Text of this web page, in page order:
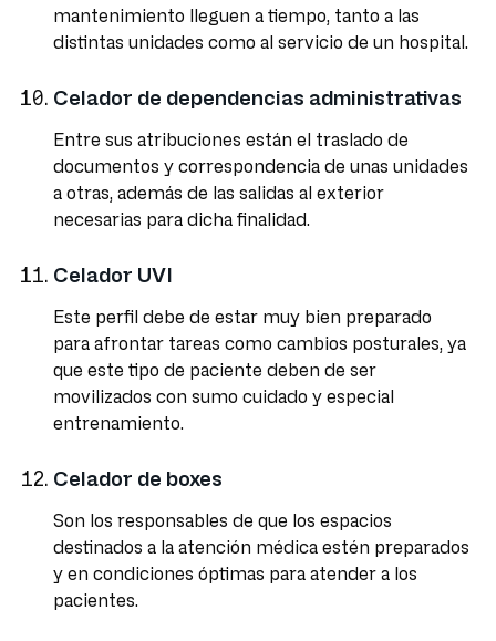
mantenimiento lleguen a tiempo, tanto a las
distintas unidades como al servicio de un hospital.
Celador de dependencias administrativas
Entre sus atribuciones están el traslado de
documentos y correspondencia de unas unidades
a otras, además de las salidas al exterior
necesarias para dicha finalidad.
Celador UVI
Este perfil debe de estar muy bien preparado
para afrontar tareas como cambios posturales, ya
que este tipo de paciente deben de ser
movilizados con sumo cuidado y especial
entrenamiento.
Celador de boxes
Son los responsables de que los espacios
destinados a la atención médica estén preparados
y en condiciones óptimas para atender a los
pacientes.